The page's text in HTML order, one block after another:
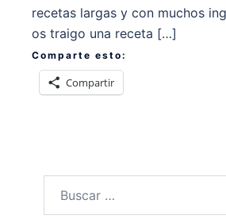
recetas largas y con muchos
os traigo una receta […]
Comparte esto:
Compartir